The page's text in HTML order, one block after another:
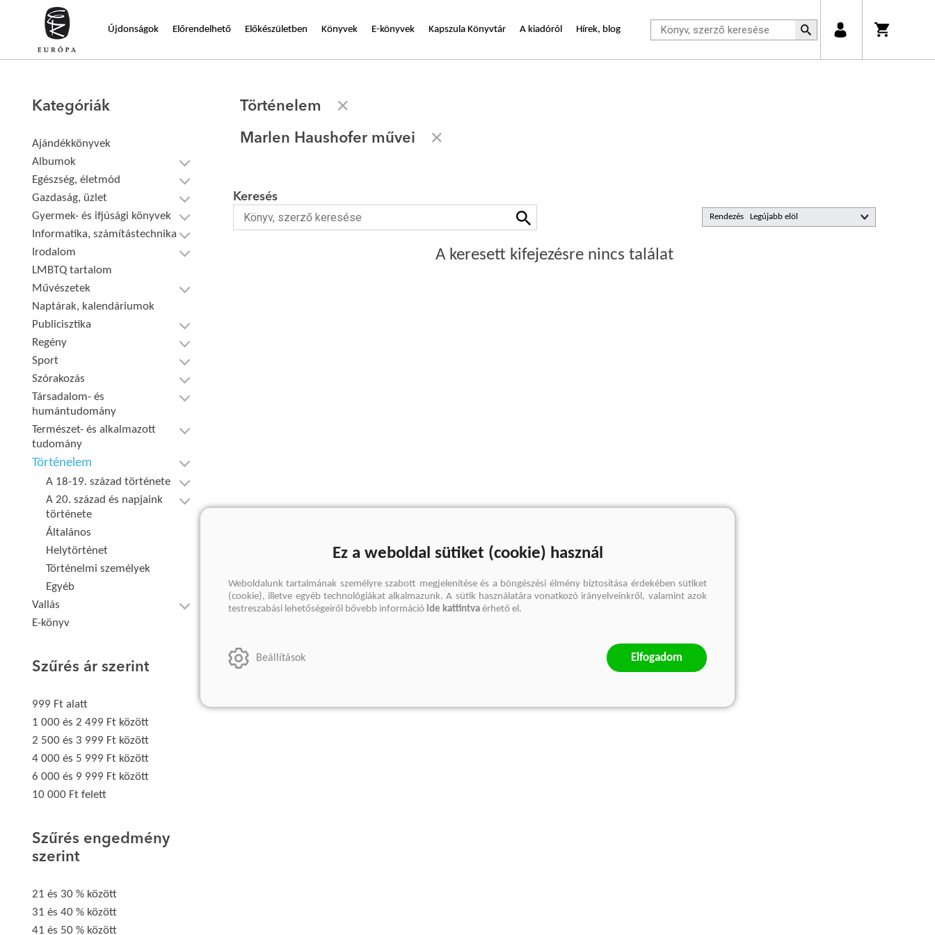
Újdonságok Előrendelhető Előkészületben Könyvek E-könyvek Kapszula Könyvtár A kiadóról Hírek, blog
Kategóriák
Ajándékkönyvek
Albumok
Egészség, életmód
Gazdaság, üzlet
Gyermek- és ifjúsági könyvek
Informatika, számítástechnika
Irodalom
LMBTQ tartalom
Művészetek
Naptárak, kalendáriumok
Publicisztika
Regény
Sport
Szórakozás
Társadalom- és
humántudomány
Természet- és alkalmazott
tudomány
Történelem
A 18-19. század története
A 20. század és napjaink
története
Általános
Helytörténet
Történelmi személyek
Egyéb
Vallás
E-könyv
Szűrés ár szerint
999 Ft alatt
1 000 és 2 499 Ft között
2 500 és 3 999 Ft között
4 000 és 5 999 Ft között
6 000 és 9 999 Ft között
10 000 Ft felett
Szűrés engedmény
szerint
21 és 30 % között
31 és 40 % között
41 és 50 % között
Történelem
Marlen Haushofer művei
Rendezés
Keresés
A keresett kifejezésre nincs találat
Ez a weboldal sütiket (cookie) használ
Weboldalunk tartalmának személyre szabott megjelenítése és a böngészési élmény biztosítása érdekében sütiket
(cookie), illetve egyéb technológiákat alkalmazunk. A sütik használatára vonatkozó irányelveinkről, valamint azok
testreszabási lehetőségeiről bővebb információ ide kattintva érhető el.
Beállítások Elfogadom